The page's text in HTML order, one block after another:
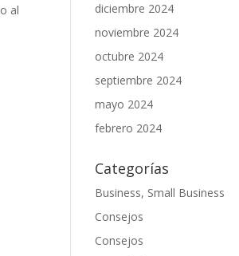
al
diciembre 2024
noviembre 2024
octubre 2024
septiembre 2024
mayo 2024
febrero 2024
Categorías
Business, Small Business
Consejos
Consejos